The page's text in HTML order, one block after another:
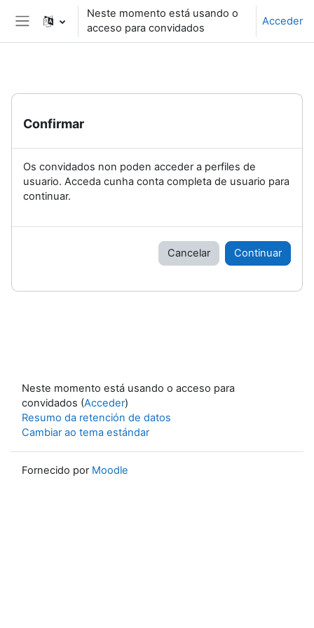
Ir ao contido principal
Panel lateral
Neste momento está usando o
acceso para convidados
Acceder
Confirmar
Os convidados non poden acceder a perfiles de
usuario. Acceda cunha conta completa de usuario para
continuar.
Cancelar Continuar
Neste momento está usando o acceso para
convidados (Acceder)
Resumo da retención de datos
Cambiar ao tema estándar
Fornecido por Moodle